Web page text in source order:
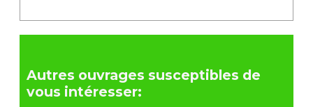
Autres ouvrages susceptibles de
vous intéresser: